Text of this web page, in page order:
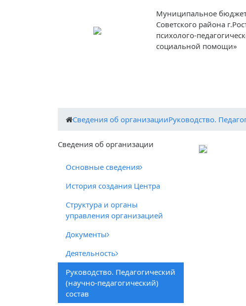
Муниципальное
Советского района
психолого-
социальной помощи»
Cведения об организацииРуководство.
Cведения об организации
Основные сведения
История создания Центра
Структура и органы
управления организацией
Документы
Деятельность
Руководство. Педагогический
(научно-педагогический)
состав